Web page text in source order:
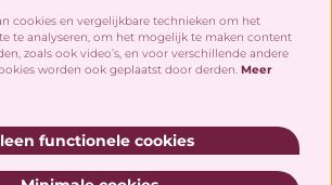
Social Media
cookies en vergelijkbare technieken om het
te analyseren, om het mogelijk te maken content
zoals ook video’s, en voor verschillende andere
worden ook geplaatst door derden. Meer
functionele cookies